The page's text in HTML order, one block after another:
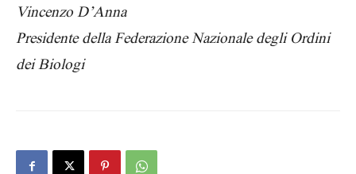
Vincenzo D’Anna
Presidente della Federazione Nazionale degli Ordini
dei Biologi